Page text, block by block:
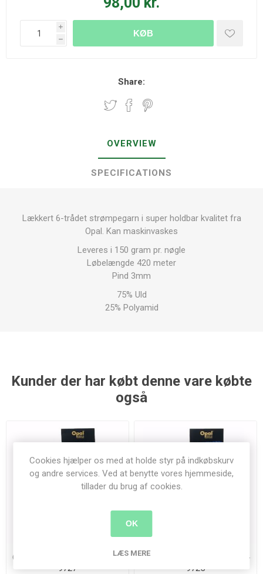
i
h
KØB
Share:
OVERVIEW
SPECIFICATIONS
Lækkert 6-trådet strømpegarn i super holdbar kvalitet fra
Opal. Kan maskinvaskes
Leveres i 150 gram pr. nøgle
Løbelængde 420 meter
Pind 3mm
75% Uld
25% Polyamid
Kunder der har købt denne vare købte
også
Opal Sweet Dreams 6-fach -
9727
Opal Sweet Dreams 6-fach -
9725
Cookies hjælper os med at holde styr på indkøbskurv
og andre services. Ved at benytte vores hjemmeside,
tillader du brug af cookies.
OK
LÆS MERE